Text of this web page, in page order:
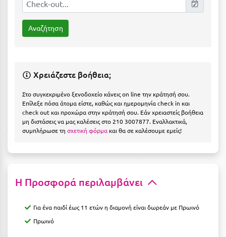
Ηλεία
Θάσος
Θεσσαλονίκη
Ιθάκη
Ικαρία
Χρειάζεστε βοήθεια;
Στο συγκεκριμένο ξενοδοχείο κάνεις on line την κράτησή σου.
Επίλεξε πόσα άτομα είστε, καθώς και ημερομηνία check in και
check out και προχώρα στην κράτησή σου. Εάν χρειαστείς βοήθεια
μη διστάσεις να μας καλέσεις στο 210 3007877. Εναλλακτικά,
συμπλήρωσε τη σχετική φόρμα και θα σε καλέσουμε εμείς!
Η Προσφορά περιλαμβάνει
Για ένα παιδί έως 11 ετών η διαμονή είναι δωρεάν με Πρωινό
Πρωινό